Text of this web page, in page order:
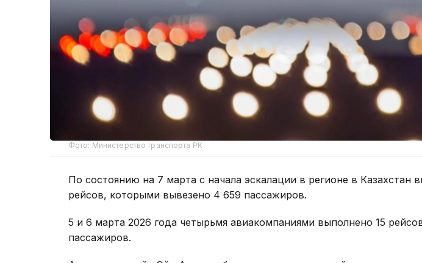
Фото: Министерство транспорта РК
По состоянию на 7 марта с начала эскалации в регионе в Казахстан
рейсов, которыми вывезено 4 659 пассажиров.
5 и 6 марта 2026 года четырьмя авиакомпаниями выполнено 15
пассажиров.